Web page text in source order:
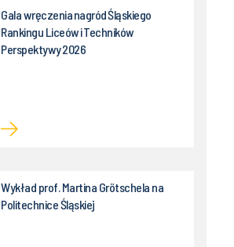
Gala wręczenia nagród Śląskiego
Rankingu Liceów i Techników
Perspektywy 2026
Wykład prof. Martina Grötschela na
Politechnice Śląskiej